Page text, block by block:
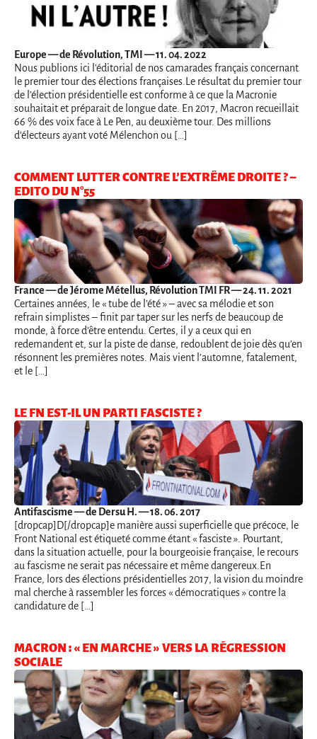
Europe— de Révolution, TMI — 11. 04. 2022
Nous publions ici l'éditorial de nos camarades français concernant
le premier tour des élections françaises.Le résultat du premier tour
de l’élection présidentielle est conforme à ce que la Macronie
souhaitait et préparait de longue date. En 2017, Macron recueillait
66 % des voix face à Le Pen, au deuxième tour. Des millions
d’électeurs ayant voté Mélenchon ou […]
COMMENT LUTTER CONTRE L’EXTRÊME DROITE ? –
EDITO DU N°55
France— de Jérome Métellus, Révolution TMI FR — 24. 11. 2021
Certaines années, le « tube de l’été » – avec sa mélodie et son
refrain simplistes – finit par taper sur les nerfs de beaucoup de
monde, à force d’être entendu. Certes, il y a ceux qui en
redemandent et, sur la piste de danse, redoublent de joie dès qu’en
résonnent les premières notes. Mais vient l’automne, fatalement,
et le […]
LE FN EST-IL UN PARTI FASCISTE ?
Antifascisme— de Dersu H. — 18. 06. 2017
[dropcap]D[/dropcap]e manière aussi superficielle que précoce, le
Front National est étiqueté comme étant « fasciste ». Pourtant,
dans la situation actuelle, pour la bourgeoisie française, le recours
au fascisme ne serait pas nécessaire et même dangereux.En
France, lors des élections présidentielles 2017, la vision du moindre
mal cherche à rassembler les forces « démocratiques » contre la
candidature de […]
MACRON : « EN MARCHE » VERS LA RÉGRESSION
SOCIALE